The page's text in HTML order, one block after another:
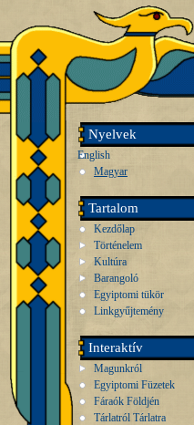
Nyelvek
English
Magyar
Tartalom
Kezdőlap
Történelem
Kultúra
Barangoló
Egyiptomi tükör
Linkgyűjtemény
Interaktív
Magunkról
Egyiptomi Füzetek
Fáraók Földjén
Tárlatról Tárlatra